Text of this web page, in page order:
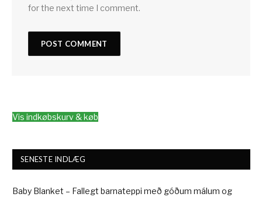
for the next time I comment.
Vis indkøbskurv & køb
SENESTE INDLÆG
Baby Blanket – Fallegt barnateppi með góðum málum og